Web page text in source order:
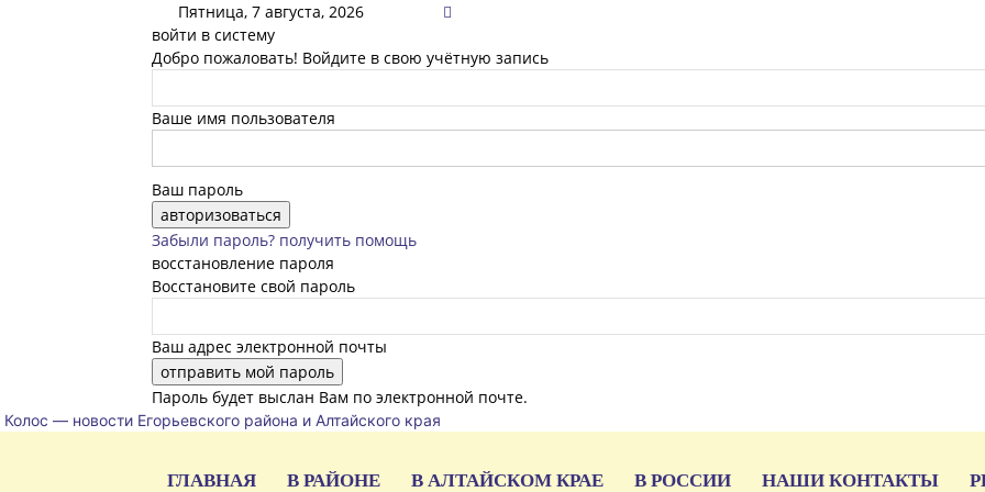
Пятница, 7 августа, 2026
войти в систему
Добро пожаловать! Войдите в свою учётную запись
Ваше имя пользователя
Ваш пароль
Забыли пароль? получить помощь
восстановление пароля
Восстановите свой пароль
Ваш адрес электронной почты
Пароль будет выслан Вам по электронной почте.
Колос — новости Егорьевского района и Алтайского края
ГЛАВНАЯ В РАЙОНЕ В АЛТАЙСКОМ КРАЕ В РОССИИ НАШИ КОНТАКТЫ